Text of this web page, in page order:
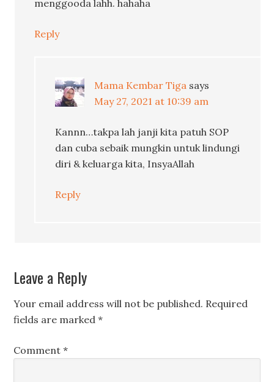
menggooda lahh. hahaha
Reply
Mama Kembar Tiga says
May 27, 2021 at 10:39 am
Kannn…takpa lah janji kita patuh SOP
dan cuba sebaik mungkin untuk lindungi
diri & keluarga kita, InsyaAllah
Reply
Leave a Reply
Your email address will not be published. Required
fields are marked*
Comment*